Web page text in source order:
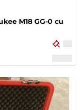
M18 GG-0 cu